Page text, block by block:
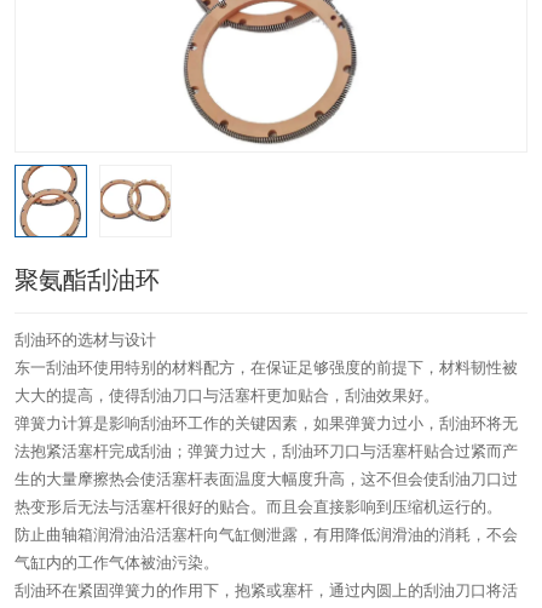
聚氨酯刮油环
刮油环的选材与设计
东一刮油环使用特别的材料配方，在保证足够强度的前提下，材料韧性被
大大的提高，使得刮油刀口与活塞杆更加贴合，刮油效果好。
弹簧力计算是影响刮油环工作的关键因素，如果弹簧力过小，刮油环将无
法抱紧活塞杆完成刮油；弹簧力过大，刮油环刀口与活塞杆贴合过紧而产
生的大量摩擦热会使活塞杆表面温度大幅度升高，这不但会使刮油刀口过
热变形后无法与活塞杆很好的贴合。而且会直接影响到压缩机运行的。
防止曲轴箱润滑油沿活塞杆向气缸侧泄露，有用降低润滑油的消耗，不会
气缸内的工作气体被油污染。
刮油环在紧固弹簧力的作用下，抱紧或塞杆，通过内圆上的刮油刀口将活